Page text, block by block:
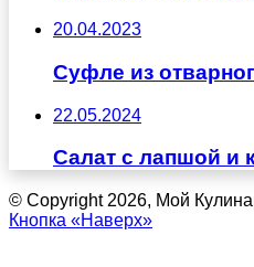
20.04.2023
Суфле из
22.05.2024
Салат с лапшой и
© Copyright 2026, Мой
Кнопка «Наверх»